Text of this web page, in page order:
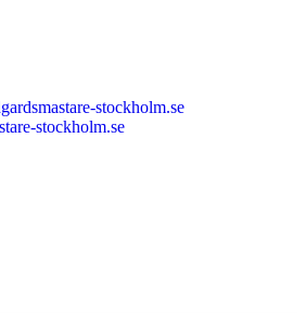
stockholm.se
stockholm.se